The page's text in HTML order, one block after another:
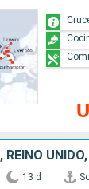
13 d